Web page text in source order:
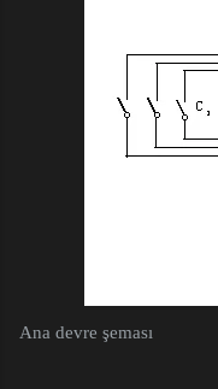
Ana devre şeması